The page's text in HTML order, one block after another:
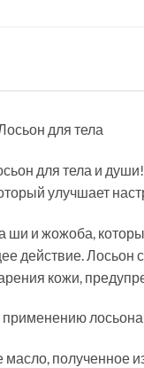
для тела
для тела и
улучшает
ши и жожоба,
действие. Лосьон
кожи,
лосьона
полученное